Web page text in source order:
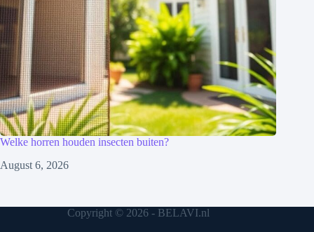
Welke horren houden insecten buiten?
August 6, 2026
Copyright © 2026 - BELAVI.nl